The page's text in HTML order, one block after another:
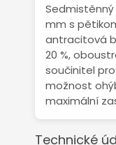
Sedmistěnný
mm s
antracitová
20 %,
součinitel
možnost
maximální
Technické